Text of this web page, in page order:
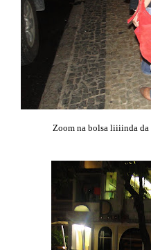
Zoom na bolsa liiiinda da